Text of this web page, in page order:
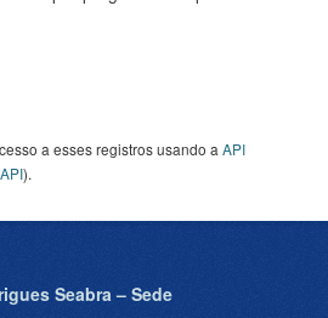
a esses registros usando a API
).
Seabra – Sede